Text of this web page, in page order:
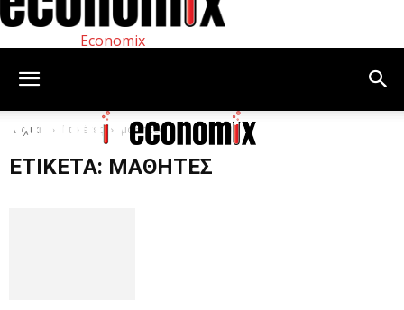
Economix
Αρχική Ετικέτες μαθητές
ΕΤΙΚΈΤΑ: ΜΑΘΗΤΈΣ